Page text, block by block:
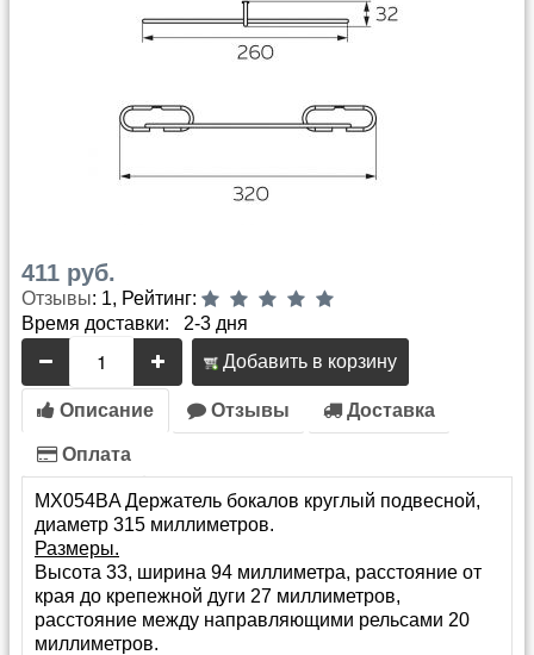
411 руб.
Отзывы: 1, Рейтинг:
Время доставки: 2-3 дня
Добавить в корзину
Описание Отзывы Доставка
Оплата
MX054BA Держатель бокалов круглый подвесной,
диаметр 315 миллиметров.
Размеры.
Высота 33, ширина 94 миллиметра, расстояние от
края до крепежной дуги 27 миллиметров,
расстояние между направляющими рельсами 20
миллиметров.